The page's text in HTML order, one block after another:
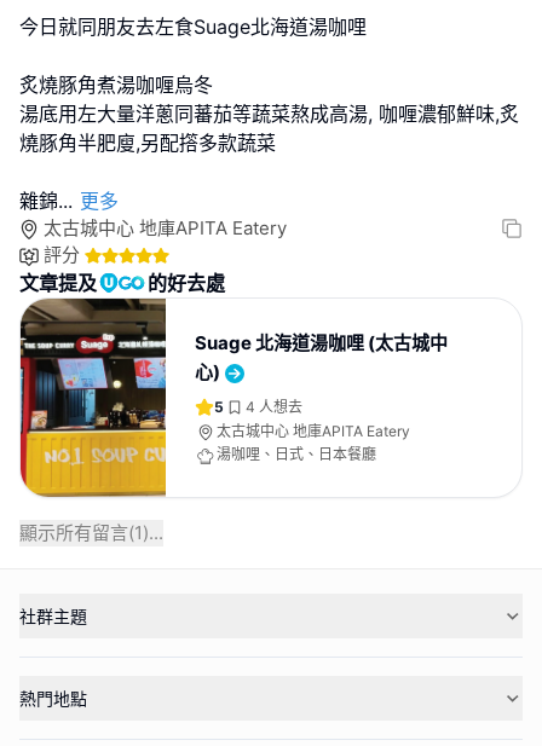
今日就同朋友去左食Suage北海道湯咖哩
炙燒豚角煮湯咖喱烏冬
湯底用左大量洋蔥同蕃茄等蔬菜熬成高湯, 咖喱濃郁鮮味,炙
燒豚角半肥廋,另配撘多款蔬菜
雜錦... 更多
太古城中心 地庫APITA Eatery
評分
文章提及 的好去處
Suage 北海道湯咖哩 (太古城中
心)
5 4 人想去
太古城中心 地庫APITA Eatery
湯咖哩、日式、日本餐廳
顯示所有留言(1)...
社群主題
熱門地點